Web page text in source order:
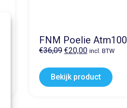
FNM Poelie Atm100
€36,09 €20,00 incl. BTW
Bekijk product